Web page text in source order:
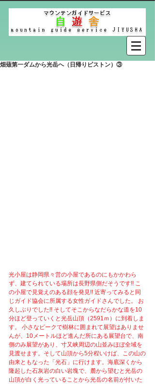
畑薙第一ダムから光岳へ（日帰りピストン）③
光小屋は静岡県々営の小屋であるのにもかかわら
ず、建てられている場所は長野県側だそうです!! こ
の小屋で見覚えのある顔を発見!! 近寄ってみると同
じガイド協会に所属する女性ガイドさんでした。 お
久しぶりでした!! そしてそこからなだらかな道を10
分ほど登っていくと光岳山頂（2591ｍ）に到着しま
す。 小さなピークで樹林に囲まれて展望はありませ
んが、10メートルほど進んだ所にある展望台で、南
側のみ展望があり、寸又峡周辺の山並みほぼ全域を
見渡せます。そして山頂から5分程いけば、この山の
由来ともなった「光石」に行けます。海底深くから
隆起した石灰岩の白い岩塊で、麓から望むと光岳の
山頂が白く光っていることから光岳の名前が付いた